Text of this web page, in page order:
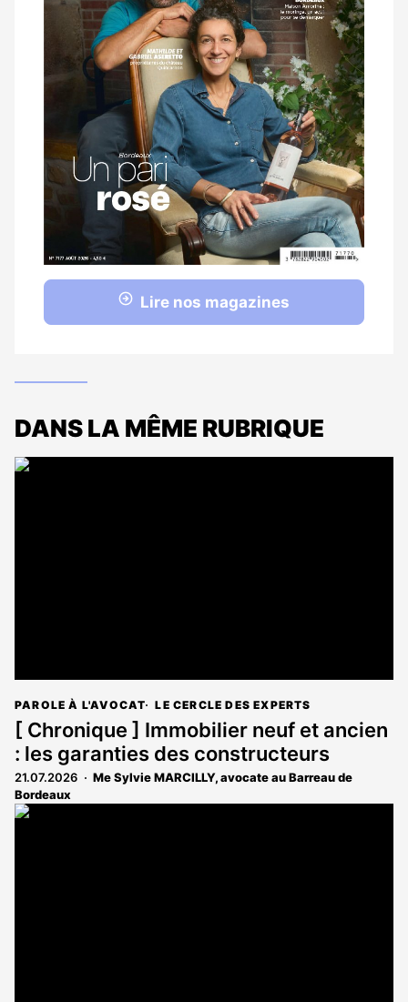
Lire nos magazines
DANS LA MÊME RUBRIQUE
PAROLE À L'AVOCAT LE CERCLE DES EXPERTS
[ Chronique ] Immobilier neuf et ancien
: les garanties des constructeurs
21.07.2026
Me Sylvie MARCILLY, avocate au Barreau de
Bordeaux